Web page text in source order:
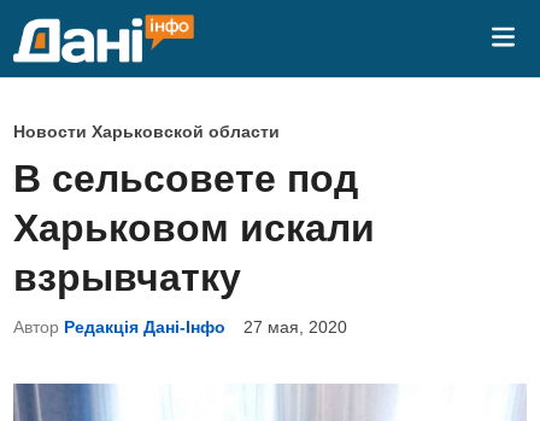
О
п
у
б
л
и
к
в
Новости Харьковской области
В сельсовете под
Харьковом искали
взрывчатку
Автор Редакція Дані-Інфо 27 мая, 2020